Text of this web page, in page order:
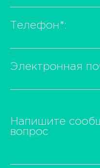
Телефон *:
Электронная
Напишите
вопрос